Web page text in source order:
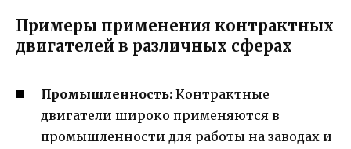
Примеры применения контрактных
двигателей в различных сферах
Промышленность: Контрактные
двигатели широко применяются в
промышленности для работы на заводах и